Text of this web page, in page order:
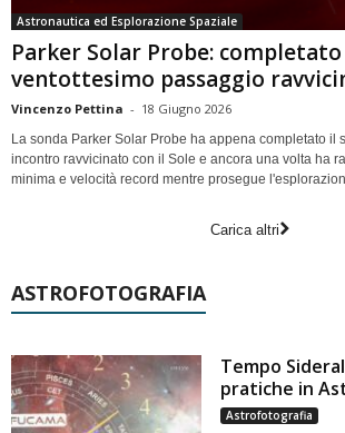
Astronautica ed Esplorazione Spaziale
Parker Solar Probe:
ventottesimo passaggio
Vincenzo Pettina - 18 Giugno 2026
La sonda Parker Solar Probe ha appena completato il
incontro ravvicinato con il Sole e ancora una volta ha
minima e velocità record mentre prosegue
Carica altri
ASTROFOTOGRAFIA
Tempo
pratiche in
Astrofotografia